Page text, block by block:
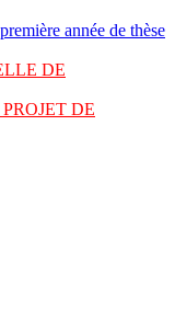
année de thèse
DE
DE